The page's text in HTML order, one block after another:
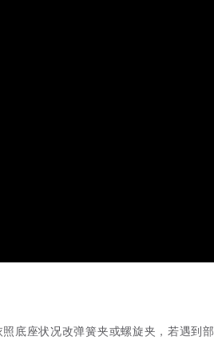
底座状况改弹簧夹或螺旋夹，若遇到部